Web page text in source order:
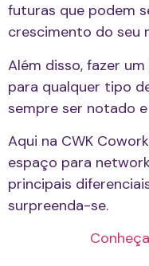
futuras que podem
crescimento do seu
Além disso, fazer
para qualquer tipo
sempre ser notado
Aqui na CWK
espaço para
principais
surpreenda-se.